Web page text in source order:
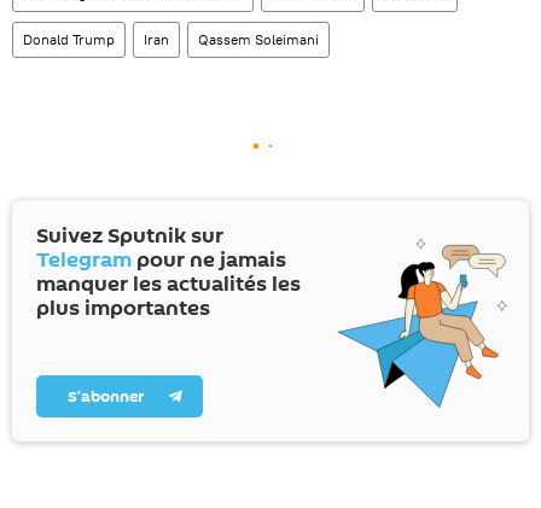
Donald Trump Iran Qassem Soleimani
Suivez Sputnik sur
Telegram pour ne jamais
manquer les actualités les
plus importantes
S’abonner